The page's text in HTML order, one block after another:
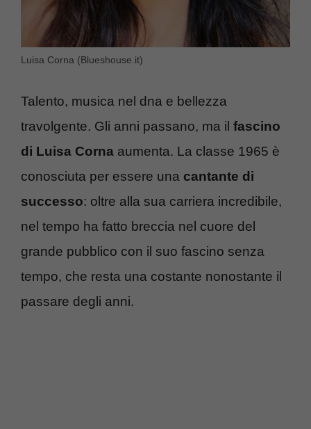
Luisa Corna (Blueshouse.it)
Talento, musica nel dna e bellezza
travolgente. Gli anni passano, ma il fascino
di Luisa Corna aumenta. La classe 1965 è
conosciuta per essere una cantante di
successo: oltre alla sua carriera incredibile,
nel tempo ha fatto breccia nel cuore del
grande pubblico con il suo fascino senza
tempo, che resta una costante nonostante il
passare degli anni.